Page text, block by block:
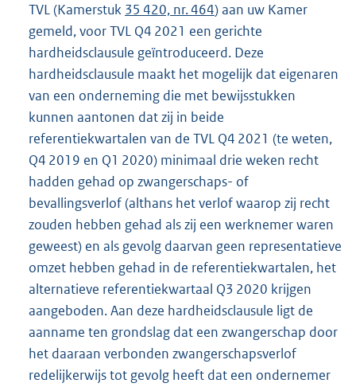
TVL (Kamerstuk 35 420, nr. 464) aan uw Kamer
gemeld, voor TVL Q4 2021 een gerichte
hardheidsclausule geïntroduceerd. Deze
hardheidsclausule maakt het mogelijk dat eigenaren
van een onderneming die met bewijsstukken
kunnen aantonen dat zij in beide
referentiekwartalen van de TVL Q4 2021 (te weten,
Q4 2019 en Q1 2020) minimaal drie weken recht
hadden gehad op zwangerschaps- of
bevallingsverlof (althans het verlof waarop zij recht
zouden hebben gehad als zij een werknemer waren
geweest) en als gevolg daarvan geen representatieve
omzet hebben gehad in de referentiekwartalen, het
alternatieve referentiekwartaal Q3 2020 krijgen
aangeboden. Aan deze hardheidsclausule ligt de
aanname ten grondslag dat een zwangerschap door
het daaraan verbonden zwangerschapsverlof
redelijkerwijs tot gevolg heeft dat een ondernemer